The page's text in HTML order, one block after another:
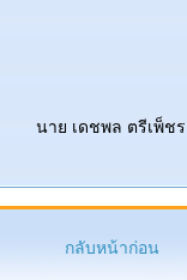
นาย เดชพล ตรีเพ็ชร
กลับหน้าก่อน